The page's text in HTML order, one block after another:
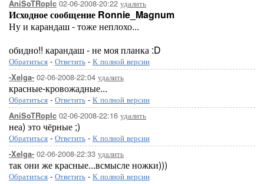
AniSoTRopIc 02-06-2008-20:22 удалить
Исходное сообщение Ronnie_Magnum
Ну и карандаш - тоже неплохо...
обидно!! карандаш - не моя планка :D
Обратиться - Ответить - К полной версии
-Xelga- 02-06-2008-22:04 удалить
красные-кровожадные...
Обратиться - Ответить - К полной версии
AniSoTRopIc 02-06-2008-22:16 удалить
неа) это чёрные ;)
Обратиться - Ответить - К полной версии
-Xelga- 02-06-2008-22:33 удалить
так они же красные...всмысле ножки)))
Обратиться - Ответить - К полной версии